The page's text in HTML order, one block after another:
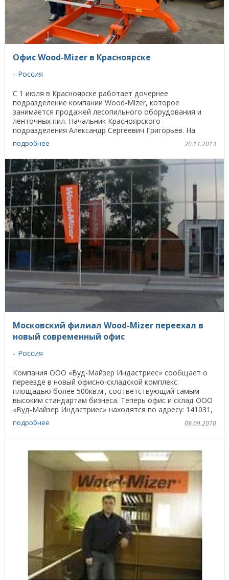
Офис Wood-Mizer в Красноярске
Россия
С 1 июля в Красноярске работает дочернее
подразделение компании Wood-Mizer, которое
занимается продажей лесопильного оборудования и
ленточных пил. Начальник Красноярского
подразделения Александр Сергеевич Григорьев. На
складе в Красноярске в наличии ...
подробнее 20.11.2013
Московский филиал Wood-Mizer переехал в
новый современный офис
Россия
Компания ООО «Вуд-Майзер Индастриес» сообщает о
переезде в новый офисно-складской комплекс
площадью более 500кв.м., соответствующий самым
высоким стандартам бизнеса. Теперь офис и склад ООО
«Вуд-Майзер Индастриес» находятся по адресу: 141031,
подробнее 08.09.2010